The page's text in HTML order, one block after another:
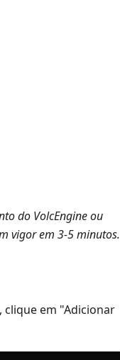
do VolcEngine ou
vigor em 3-5 minutos.
clique em "Adicionar